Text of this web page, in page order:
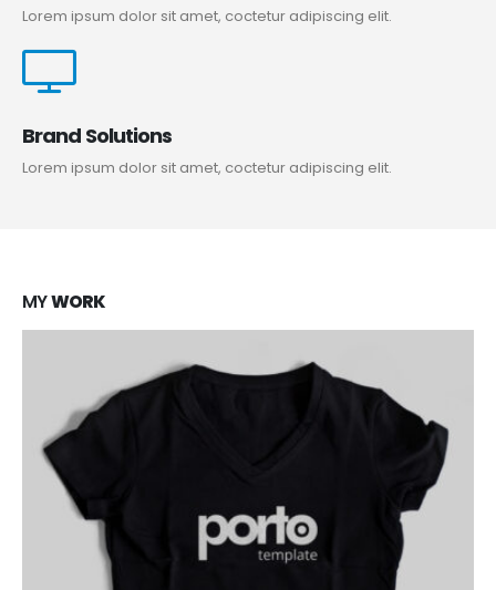
Lorem ipsum dolor sit amet, coctetur adipiscing elit.
Brand Solutions
Lorem ipsum dolor sit amet, coctetur adipiscing elit.
MYWORK